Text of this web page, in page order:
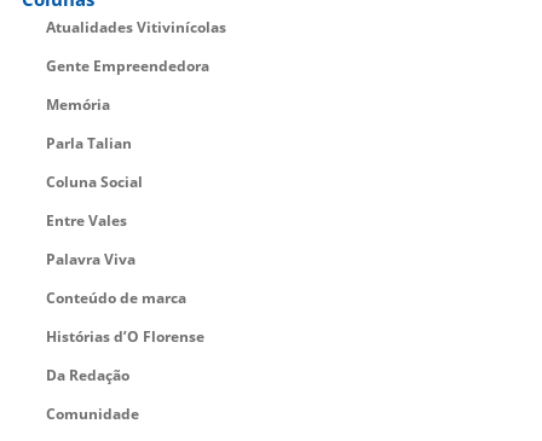
Atualidades Vitivinícolas
Gente Empreendedora
Memória
Parla Talian
Coluna Social
Entre Vales
Palavra Viva
Conteúdo de marca
Histórias d’O Florense
Da Redação
Comunidade